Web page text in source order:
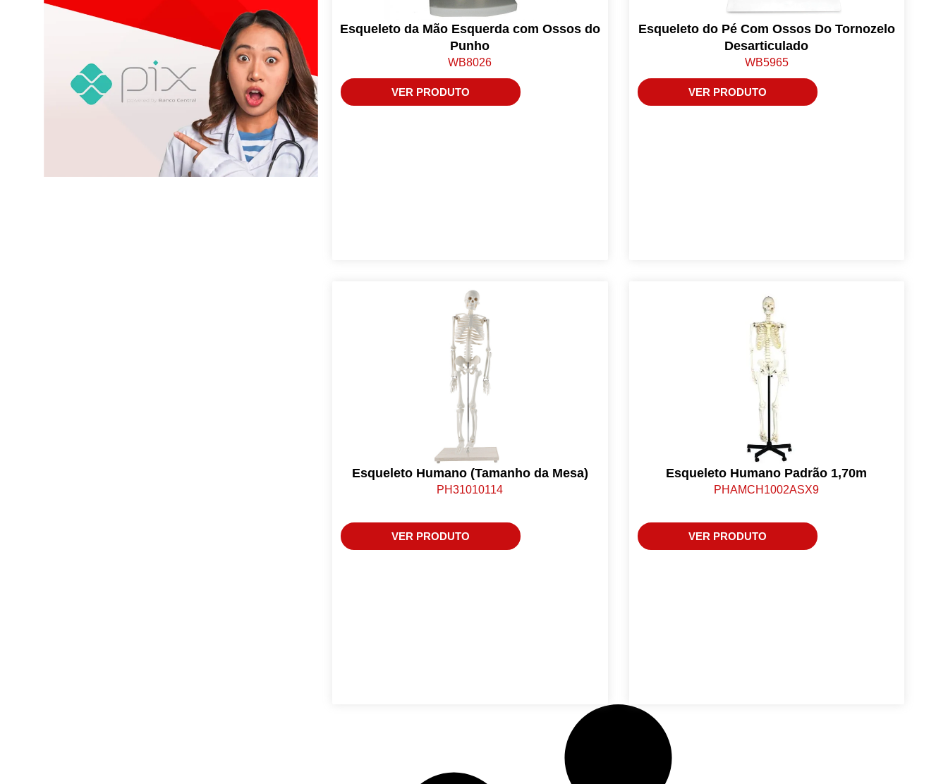
Esqueleto da Mão Esquerda com Ossos do
Punho
WB8026
VER PRODUTO
Esqueleto do Pé Com Ossos Do Tornozelo
Desarticulado
WB5965
VER PRODUTO
Esqueleto Humano (Tamanho da Mesa)
PH31010114
VER PRODUTO
Esqueleto Humano Padrão 1,70m
PHAMCH1002ASX9
VER PRODUTO